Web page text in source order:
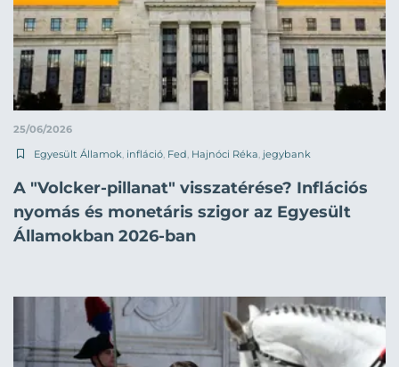
25/06/2026
Egyesült Államok, infláció, Fed, Hajnóci Réka, jegybank
A "Volcker-pillanat" visszatérése? Inflációs
nyomás és monetáris szigor az Egyesült
Államokban 2026-ban